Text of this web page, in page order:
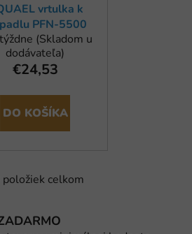
vrtulka k
PFN-5500
(Skladom u
dodávateľa)
€24,53
DO KOŠÍKA
O
l
položiek celkom